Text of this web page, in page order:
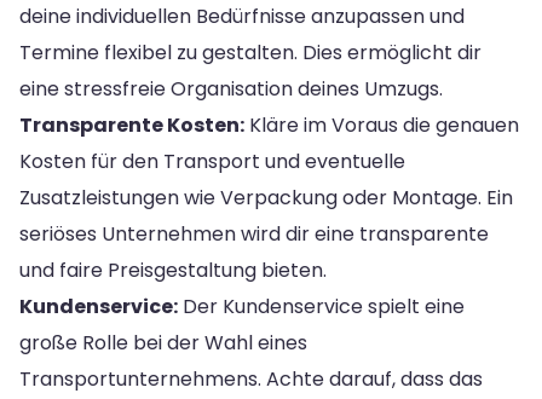
deine individuellen Bedürfnisse anzupassen und
Termine flexibel zu gestalten. Dies ermöglicht dir
eine stressfreie Organisation deines Umzugs.
Transparente Kosten: Kläre im Voraus die genauen
Kosten für den Transport und eventuelle
Zusatzleistungen wie Verpackung oder Montage. Ein
seriöses Unternehmen wird dir eine transparente
und faire Preisgestaltung bieten.
Kundenservice: Der Kundenservice spielt eine
große Rolle bei der Wahl eines
Transportunternehmens. Achte darauf, dass das